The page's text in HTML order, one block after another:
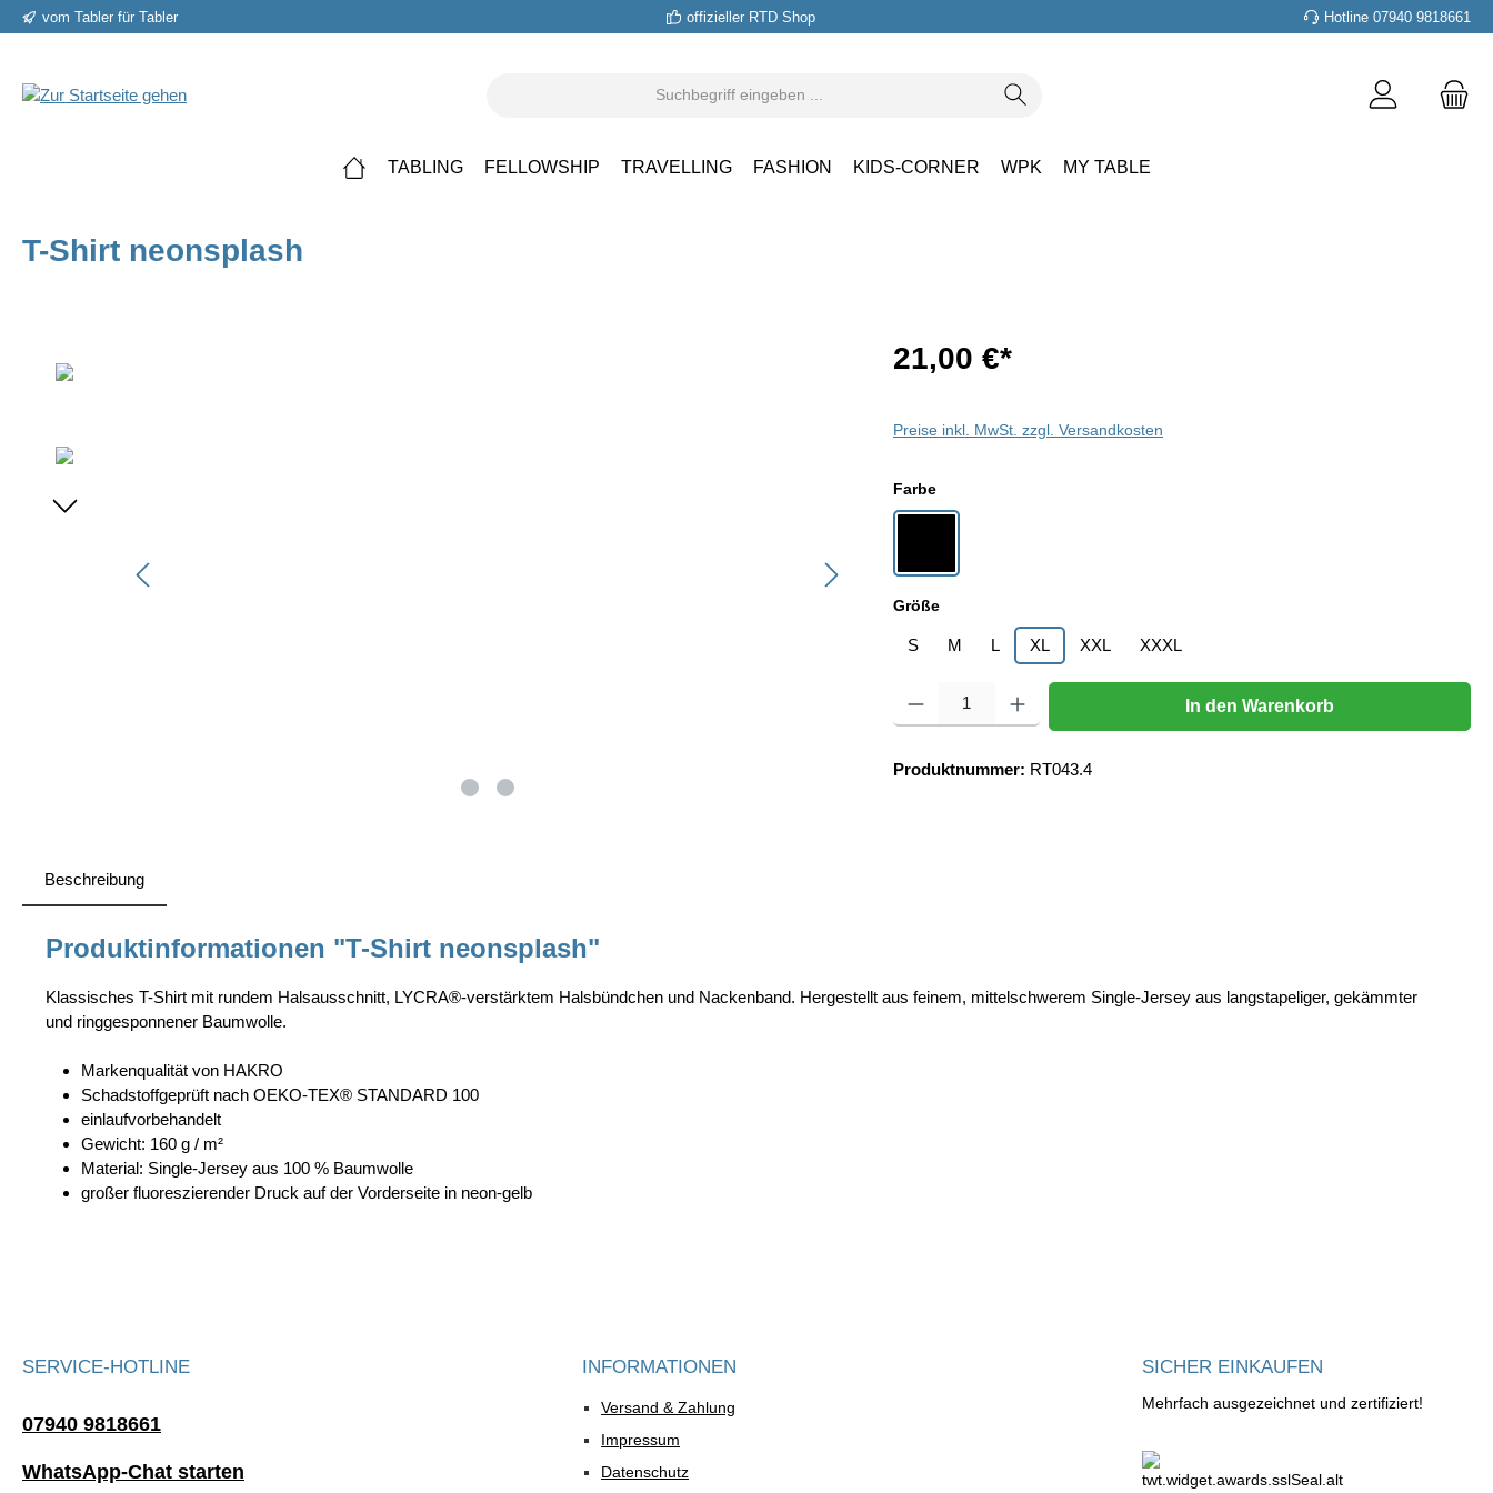
Zur Hauptnavigation springen
vom Tabler für Tabler offizieller RTD Shop Hotline 07940 9818661
TABLING FELLOWSHIP TRAVELLING FASHION KIDS-CORNER WPK MY TABLE
T-Shirt neonsplash
21,00 €*
Preise inkl. MwSt. zzgl. Versandkosten
Farbeauswählen
Größeauswählen
S M L XL XXL XXXL
Produkt Anzahl: Gib den gewünschten Wert ein oder benutze die Schaltflächen um die Anzahl zu
In den Warenkorb
Produktnummer: RT043.4
Beschreibung
Produktinformationen "T-Shirt neonsplash"
Klassisches T-Shirt mit rundem Halsausschnitt, LYCRA®-verstärktem Halsbündchen und Nackenband. Hergestellt aus feinem, mittelschwerem Single-Jersey aus langstapeliger, gekämmter
und ringgesponnener Baumwolle.
Markenqualität von HAKRO
Schadstoffgeprüft nach OEKO-TEX® STANDARD 100
einlaufvorbehandelt
Gewicht: 160 g / m²
Material: Single-Jersey aus 100 % Baumwolle
großer fluoreszierender Druck auf der Vorderseite in neon-gelb
SERVICE-HOTLINE
07940 9818661
WhatsApp-Chat starten
INFORMATIONEN
Versand & Zahlung
Impressum
Datenschutz
SICHER EINKAUFEN
Mehrfach ausgezeichnet und zertifiziert!